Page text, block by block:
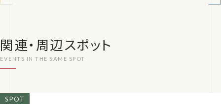
関連・周辺スポット